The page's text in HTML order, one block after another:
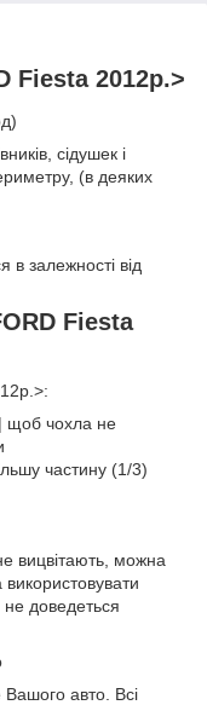
Fiesta 2012р.>
сідушек і
(в деяких
в залежності від
Fiesta
щоб чохла не
частину (1/3)
вицвітають, можна
не доведеться
авто. Всі